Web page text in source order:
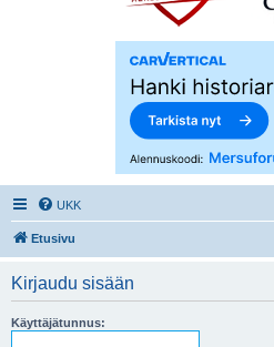
UKK
Etusivu
Kirjaudu sisään
Käyttäjätunnus: